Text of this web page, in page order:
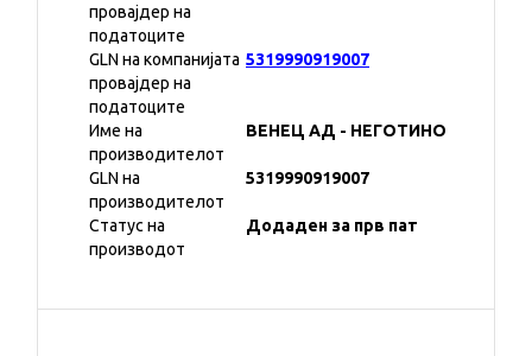
провајдер на
податоците
GLN на компанијата
провајдер на
податоците
5319990919007
Име на
производителот
ВЕНЕЦ АД - НЕГОТИНО
GLN на
производителот
5319990919007
Статус на
производот
Додаден за прв пат